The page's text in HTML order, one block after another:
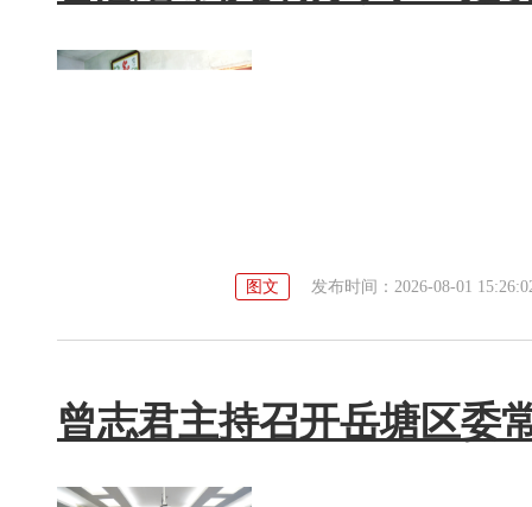
图文 发布时间：2026-08-01
曾志君主持召开岳塘区委